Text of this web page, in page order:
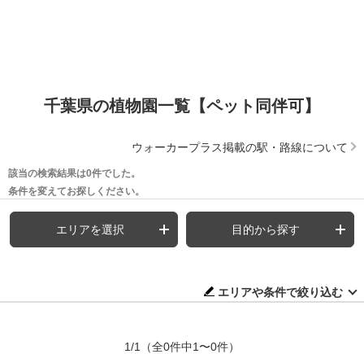
千葉県の植物園一覧【ペット同伴可】
ウォーカープラス掲載の駅・路線について
該当の検索結果は0件でした。
条件を変えてお探しください。
エリアを選択 目的から探す
エリアや条件で絞り込む
1/1 （全0件中1〜0件）